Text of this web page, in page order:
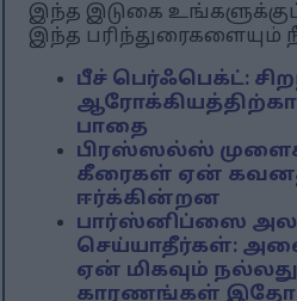
இந்த இடுகை உங்களுக்குப்
இந்த பரிந்துரைகளையும்
பீச் பெர்ஃபெக்ட்:
பாதை
பிரஸ்ஸல்ஸ்
கீரைகள் ஏன்
ஈர்க்கின்றன
பார்ஸ்னிப்ஸை
செய்யாதீர்கள்:
ஏன் மிகவும்
காரணங்கள்